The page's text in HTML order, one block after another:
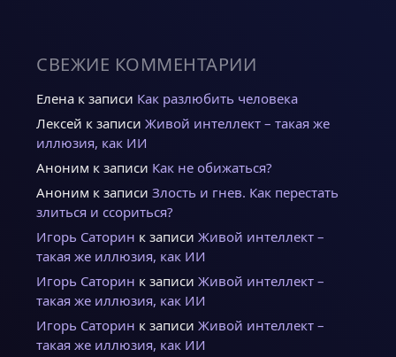
СВЕЖИЕ КОММЕНТАРИИ
Елена к записи Как разлюбить человека
Лексей к записи Живой интеллект – такая же
иллюзия, как ИИ
Аноним к записи Как не обижаться?
Аноним к записи Злость и гнев. Как перестать
злиться и ссориться?
Игорь Саторин к записи Живой интеллект –
такая же иллюзия, как ИИ
Игорь Саторин к записи Живой интеллект –
такая же иллюзия, как ИИ
Игорь Саторин к записи Живой интеллект –
такая же иллюзия, как ИИ